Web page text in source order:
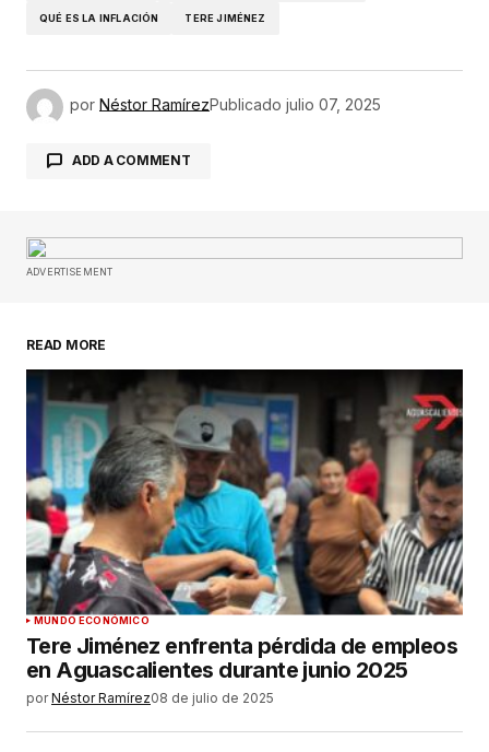
QUÉ ES LA INFLACIÓN TERE JIMÉNEZ
por Néstor RamírezPublicado julio 07, 2025
ADD A COMMENT
Tu dirección de correo electrónico no será
publicada.
Su nombre*
Tu correo electrónico*
Guardar mi nombre, correo electrónico y sitio
web en este navegador para la próxima vez que
haga un comentario.
ADVERTISEMENT
READ MORE
MUNDO ECONÓMICO
Tere Jiménez enfrenta pérdida de empleos
en Aguascalientes durante junio 2025
por Néstor Ramírez08 de julio de 2025